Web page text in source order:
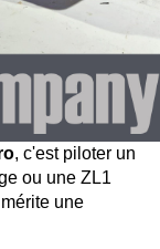
, c'est piloter un
ou une ZL1
une